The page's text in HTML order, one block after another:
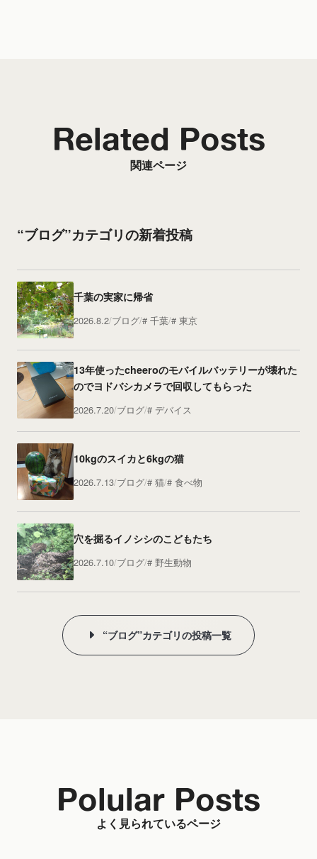
関連ページ
Related Posts
“ブログ”カテゴリの新着投稿
千葉の実家に帰省
2026.8.2 ブログ 千葉 東京
13年使ったcheeroのモバイルバッテリーが壊れた
のでヨドバシカメラで回収してもらった
2026.7.20 ブログ デバイス
10kgのスイカと6kgの猫
2026.7.13 ブログ 猫 食べ物
穴を掘るイノシシのこどもたち
2026.7.10 ブログ 野生動物
“ブログ”カテゴリの投稿一覧
よく見られているページ
Polular Posts